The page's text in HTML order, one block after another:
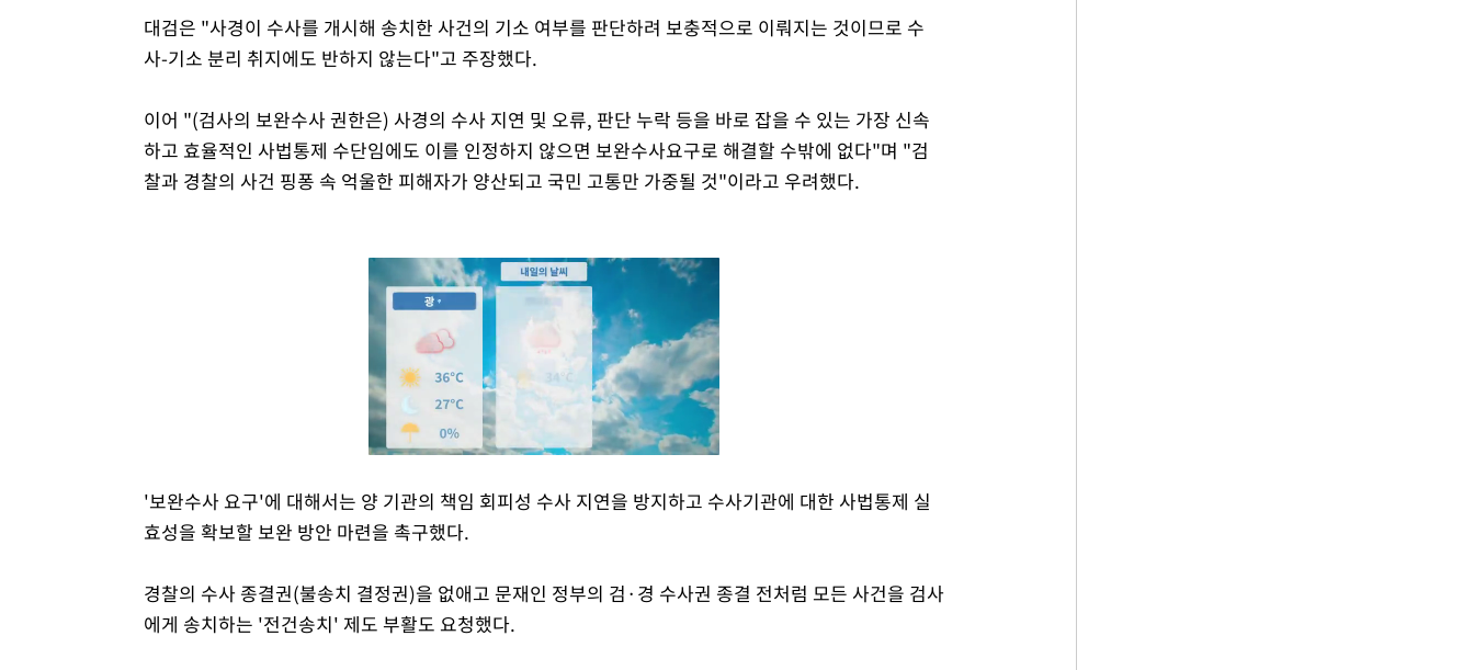
대검은 "사경이 수사를 개시해 송치한 사건의 기소 여부를 판단하려 보충적으로 이뤄지는 것이므로 수
사-기소 분리 취지에도 반하지 않는다"고 주장했다.
이어 "(검사의 보완수사 권한은) 사경의 수사 지연 및 오류, 판단 누락 등을 바로 잡을 수 있는 가장 신속
하고 효율적인 사법통제 수단임에도 이를 인정하지 않으면 보완수사요구로 해결할 수밖에 없다"며 "검
찰과 경찰의 사건 핑퐁 속 억울한 피해자가 양산되고 국민 고통만 가중될 것"이라고 우려했다.
'보완수사 요구'에 대해서는 양 기관의 책임 회피성 수사 지연을 방지하고 수사기관에 대한 사법통제 실
효성을 확보할 보완 방안 마련을 촉구했다.
경찰의 수사 종결권(불송치 결정권)을 없애고 문재인 정부의 검·경 수사권 종결 전처럼 모든 사건을 검사
에게 송치하는 '전건송치' 제도 부활도 요청했다.